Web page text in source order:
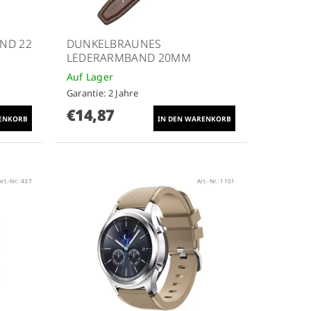
22
DUNKELBRAUNES
LEDERARMBAND 20MM
Auf Lager
Garantie: 2 Jahre
€14,87
Nr.:437 Art.-Nr.: 1101